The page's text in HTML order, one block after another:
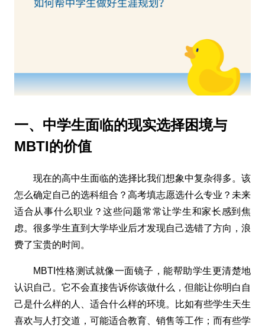
一、中学生面临的现实选择困境与
MBTI的价值
现在的高中生面临的选择比我们想象中复杂得多。该
怎么确定自己的选科组合？高考填志愿选什么专业？未来
适合从事什么职业？这些问题常常让学生和家长感到焦
虑。很多学生直到大学毕业后才发现自己选错了方向，浪
费了宝贵的时间。
MBTI性格测试就像一面镜子，能帮助学生更清楚地
认识自己。它不会直接告诉你该做什么，但能让你明白自
己是什么样的人、适合什么样的环境。比如有些学生天生
喜欢与人打交道，可能适合教育、销售等工作；而有些学